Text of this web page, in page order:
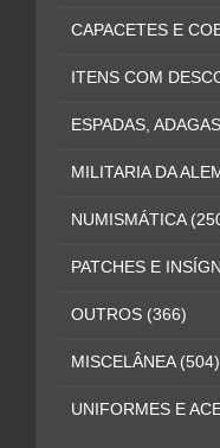
CAPACETES E
ITENS COM
ESPADAS,
MILITARIA DA
NUMISMÁTICA
PATCHES E
OUTROS (366)
MISCELÂNEA (504)
UNIFORMES E